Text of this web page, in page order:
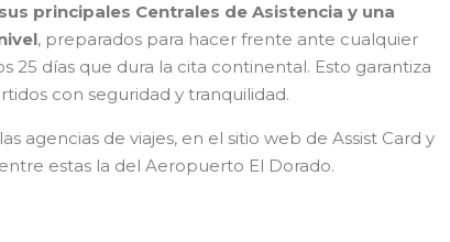
principales Centrales de Asistencia y una
, preparados para hacer frente ante cualquier
días que dura la cita continental. Esto garantiza
con seguridad y tranquilidad.
agencias de viajes, en el sitio web de Assist Card y
estas la del Aeropuerto El Dorado.